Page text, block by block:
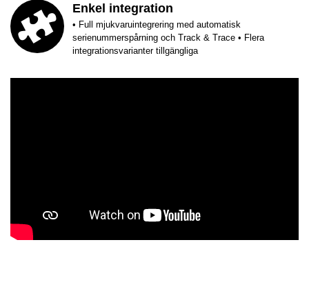
Enkel integration
• Full mjukvaruintegrering med automatisk
serienummerspårning och Track & Trace • Flera
integrationsvarianter tillgängliga